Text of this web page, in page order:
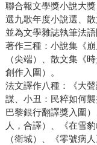
聯合報文學獎小說大
選九歌年度小說選、
並為文學雜誌執筆法語
著作三種：小說集《
（尖端）、散文集《
創作入圍）。
法文譯作八種：《大
謀、小丑：民粹如何
巴黎銀行翻譯獎入圍
人，合譯）、《在雪
（衛城）、《零號病